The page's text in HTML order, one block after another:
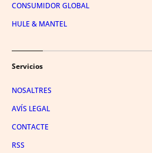
CONSUMIDOR GLOBAL
HULE & MANTEL
Servicios
NOSALTRES
AVÍS LEGAL
CONTACTE
RSS